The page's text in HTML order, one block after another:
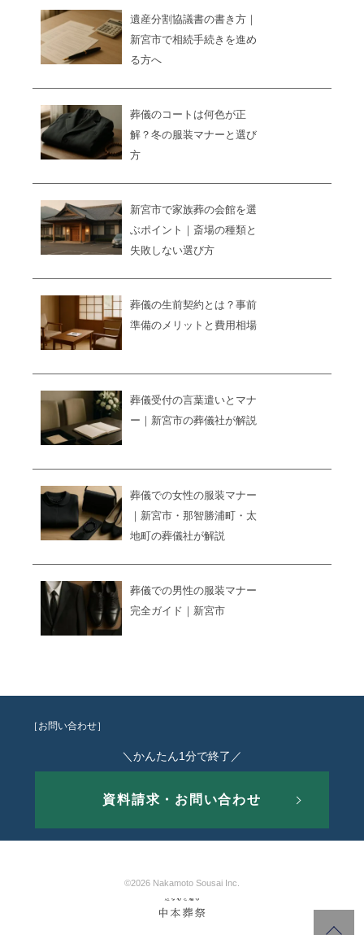
遺産分割協議書の書き方｜
新宮市で相続手続きを進め
る方へ
葬儀のコートは何色が正
解？冬の服装マナーと選び
方
新宮市で家族葬の会館を選
ぶポイント｜斎場の種類と
失敗しない選び方
葬儀の生前契約とは？事前
準備のメリットと費用相場
葬儀受付の言葉遣いとマナ
ー｜新宮市の葬儀社が解説
葬儀での女性の服装マナー
｜新宮市・那智勝浦町・太
地町の葬儀社が解説
葬儀での男性の服装マナー
完全ガイド｜新宮市
［お問い合わせ］
＼かんたん1分で終了／
資料請求・お問い合わせ
©2026 Nakamoto Sousai Inc.